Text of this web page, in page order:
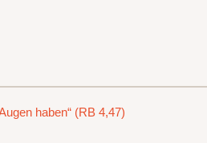
haben“ (RB 4,47)